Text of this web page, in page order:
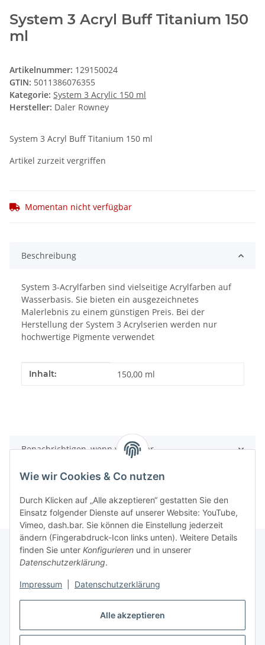
Alle akzeptieren
Wie wir Cookies & Co nutzen
Durch Klicken auf „Alle akzeptieren“ gestatten Sie den
Einsatz folgender Dienste auf unserer Website: YouTube,
Vimeo, dash.bar. Sie können die Einstellung jederzeit
ändern (Fingerabdruck-Icon links unten). Weitere Details
finden Sie unter Konfigurieren und in unserer
Datenschutzerklärung.
Impressum Datenschutzerklärung
System 3 Acryl Buff Titanium 150
ml
Artikelnummer: 129150024
GTIN: 5011386076355
Kategorie: System 3 Acrylic 150 ml
Hersteller: Daler Rowney
System 3 Acryl Buff Titanium 150 ml
Artikel zurzeit vergriffen
Momentan nicht verfügbar
Beschreibung
System 3-Acrylfarben sind vielseitige Acrylfarben auf
Wasserbasis. Sie bieten ein ausgezeichnetes
Malerlebnis zu einem günstigen Preis. Bei der
Herstellung der System 3 Acrylserien werden nur
hochwertige Pigmente verwendet
Produkteigenschaft
Wert
Inhalt: 150,00 ml
Benachrichtigen, wenn verfügbar
Gesetzliche Informationen